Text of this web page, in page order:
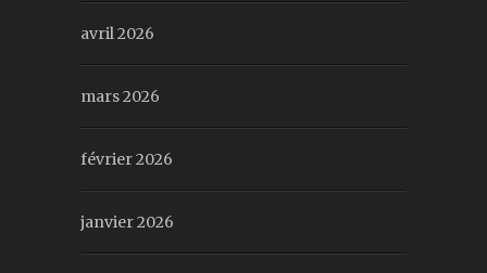
avril 2026
mars 2026
février 2026
janvier 2026